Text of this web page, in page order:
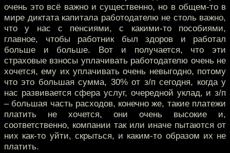
очень это всё важно и существенно, но в общем-то в
мире диктата капитала работодателю не столь важно,
что у нас с пенсиями, с какими-то пособиями,
главное, чтобы работник был здоров и работал
больше и больше. Вот и получается, что эти
страховые взносы уплачивать работодателю очень не
хочется, ему их уплачивать очень невыгодно, потому
что это большая сумма, 30% от з/п сегодня, когда у
нас развивается сфера услуг, очередной уклад, и з/п
– большая часть расходов, конечно же, такие платежи
платить не хочется, они очень высокие и,
соответственно, компании так или иначе пытаются от
них как-то уйти, скрыться, и каким-то образом их не
платить.